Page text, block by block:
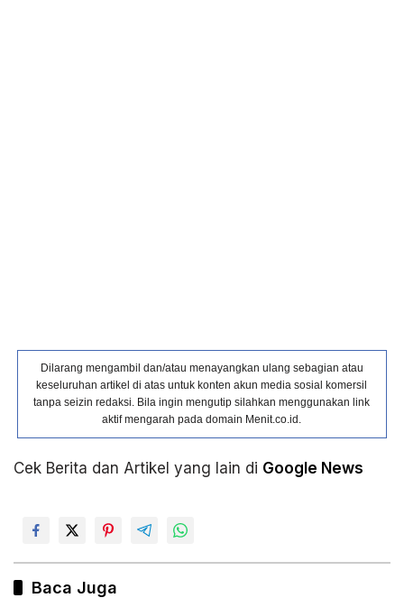
Dilarang mengambil dan/atau menayangkan ulang sebagian atau
keseluruhan artikel di atas untuk konten akun media sosial komersil
tanpa seizin redaksi. Bila ingin mengutip silahkan menggunakan link
aktif mengarah pada domain Menit.co.id.
Cek Berita dan Artikel yang lain di Google News
Baca Juga